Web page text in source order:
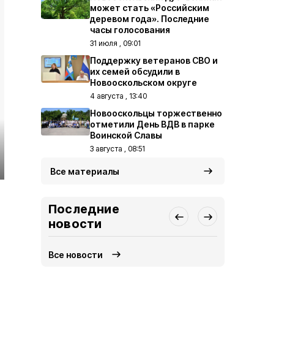
может стать «Российским
деревом года». Последние
часы голосования
31 июля , 09:01
Поддержку ветеранов СВО и
их семей обсудили в
Новооскольском округе
4 августа , 13:40
Новооскольцы торжественно
отметили День ВДВ в парке
Воинской Славы
3 августа , 08:51
Все материалы
Последние
новости
Все новости